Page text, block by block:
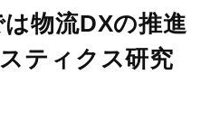
ご希望の方
物流DXの推進
ティクス研究